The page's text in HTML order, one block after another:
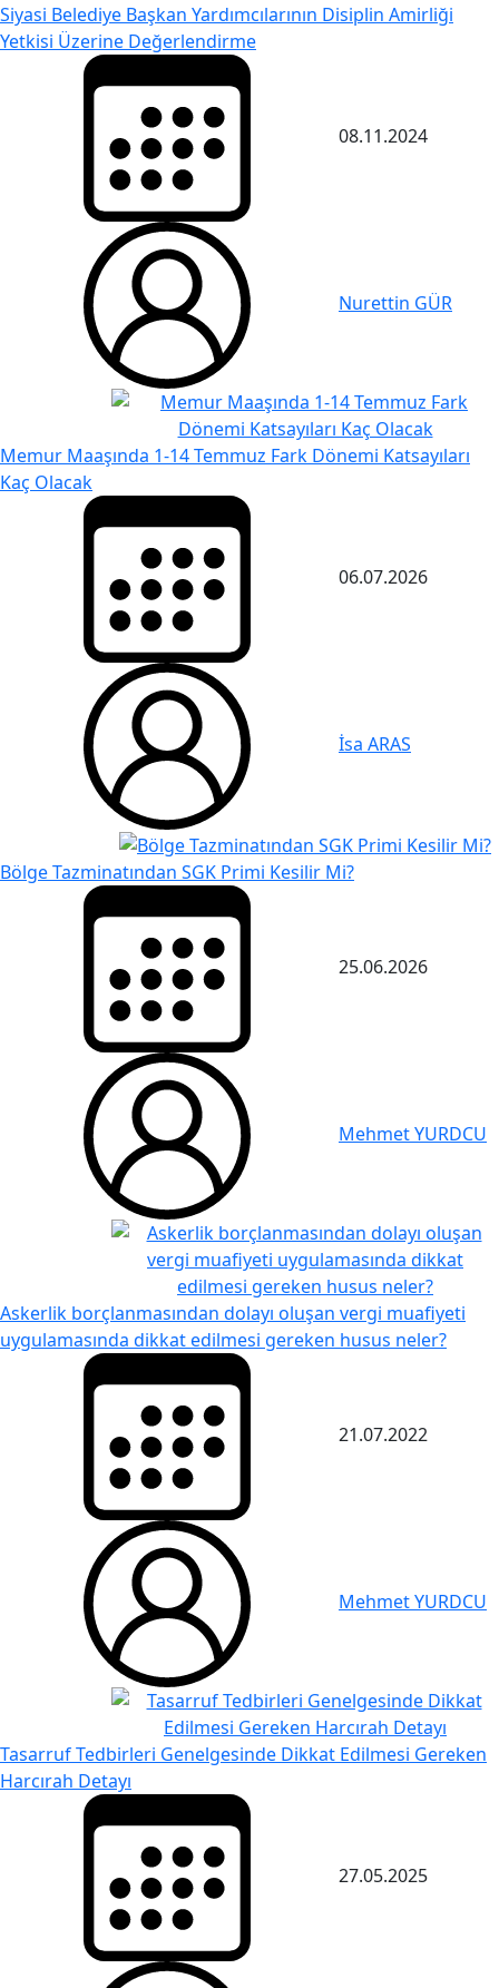
Siyasi Belediye Başkan Yardımcılarının Disiplin Amirliği
Yetkisi Üzerine Değerlendirme
08.11.2024
Nurettin GÜR
Memur Maaşında 1-14 Temmuz Fark Dönemi Katsayıları
Kaç Olacak
06.07.2026
İsa ARAS
Bölge Tazminatından SGK Primi Kesilir Mi?
25.06.2026
Mehmet YURDCU
Askerlik borçlanmasından dolayı oluşan vergi muafiyeti
uygulamasında dikkat edilmesi gereken husus neler?
21.07.2022
Mehmet YURDCU
Tasarruf Tedbirleri Genelgesinde Dikkat Edilmesi Gereken
Harcırah Detayı
27.05.2025